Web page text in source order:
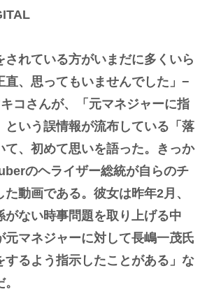
されている方がいまだに多くいら
直、思ってもいませんでした」−
コさんが、「元マネジャーに指
という誤情報が流布している「落
て、初めて思いを語った。きっか
のヘライザー総統が自らのチ
動画である。彼女は昨年2月、
がない時事問題を取り上げる中
元マネジャーに対して長嶋一茂氏
するよう指示したことがある」な